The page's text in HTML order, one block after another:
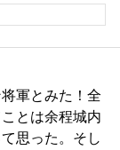
軍とみた！全
とは余程城内
思った。そし